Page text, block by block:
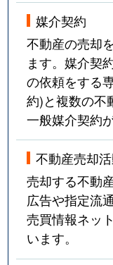
媒介契約
不動産の売却
ます。媒介契
の依頼をする
約)と複数の不
一般媒介契約
不動産売却
売却する不動
広告や指定流
売買情報ネッ
います。